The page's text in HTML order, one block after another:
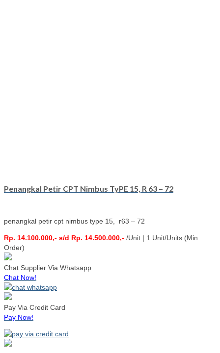
Penangkal Petir CPT Nimbus TyPE 15, R 63 – 72
penangkal petir cpt nimbus type 15, r63 – 72
Rp. 14.100.000,- s/d Rp. 14.500.000,- /Unit | 1 Unit/Units (Min.
Order)
Chat Supplier Via Whatsapp
Chat Now!
Pay Via Credit Card
Pay Now!